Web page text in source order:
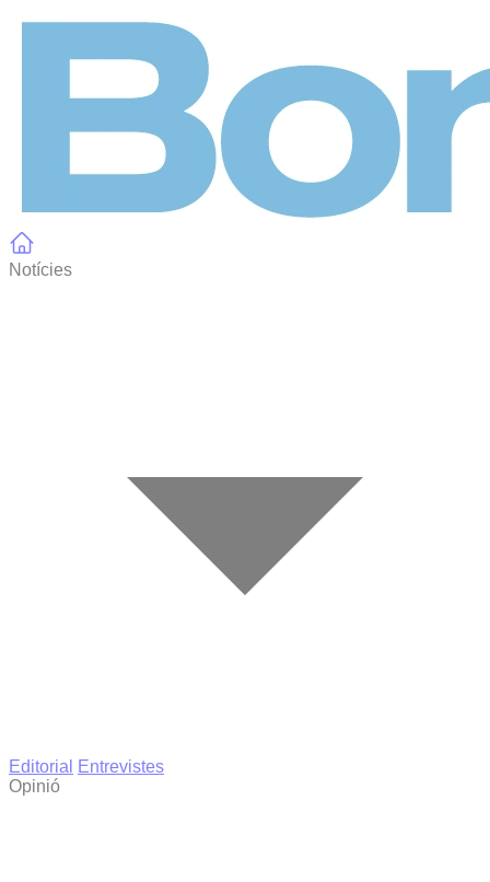
Notícies
Editorial
Entrevistes
Opinió